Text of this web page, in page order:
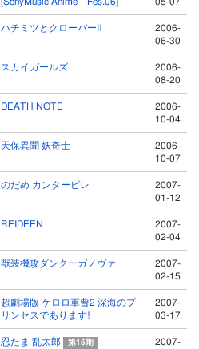
ハチミツとクローバーⅡ
2006-
06-30
スカイガールズ
2006-
08-20
DEATH NOTE
2006-
10-04
天保異聞 妖奇士
2006-
10-07
のだめ カンタービレ
2007-
01-12
REIDEEN
2007-
02-04
獣装機攻ダンクーガノヴァ
2007-
02-15
超劇場版 ケロロ軍曹2 深海のプ
リンセスであります!
2007-
03-17
忍たま 乱太郎 第15期
2007-